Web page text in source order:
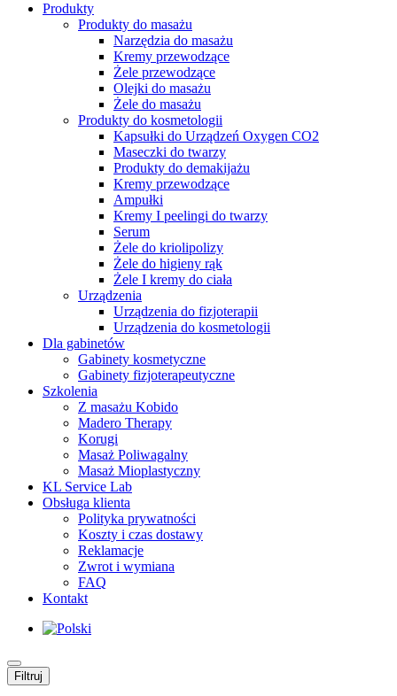
Produkty
Produkty do masażu
Narzędzia do masażu
Kremy przewodzące
Żele przewodzące
Olejki do masażu
Żele do masażu
Produkty do kosmetologii
Kapsułki do Urządzeń Oxygen CO2
Maseczki do twarzy
Produkty do demakijażu
Kremy przewodzące
Ampułki
Kremy I peelingi do twarzy
Serum
Żele do kriolipolizy
Żele do higieny rąk
Żele I kremy do ciała
Urządzenia
Urządzenia do fizjoterapii
Urządzenia do kosmetologii
Dla gabinetów
Gabinety kosmetyczne
Gabinety fizjoterapeutyczne
Szkolenia
Z masażu Kobido
Madero Therapy
Korugi
Masaż Poliwagalny
Masaż Mioplastyczny
KL Service Lab
Obsługa klienta
Polityka prywatności
Koszty i czas dostawy
Reklamacje
Zwrot i wymiana
FAQ
Kontakt
Filtruj